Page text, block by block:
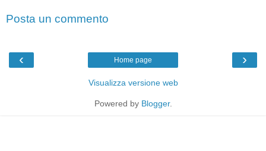
Posta un commento
‹ ›
Home page
Visualizza versione web
Powered by Blogger.